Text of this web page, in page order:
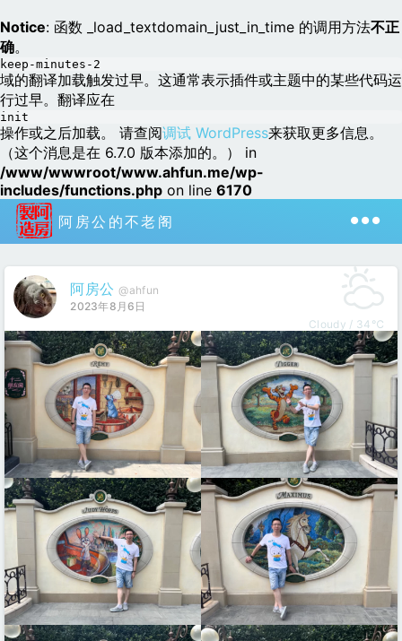
Notice: 函数 _load_textdomain_just_in_time 的调用方法不正
确。
keep-minutes-2
域的翻译加载触发过早。这通常表示插件或主题中的某些代码运
行过早。翻译应在
init
操作或之后加载。 请查阅调试 WordPress来获取更多信息。
（这个消息是在 6.7.0 版本添加的。） in
/www/wwwroot/www.ahfun.me/wp-
includes/functions.php on line 6170
阿房公的不老阁
阿房公 @ahfun
2023年8月6日
Cloudy / 34℃